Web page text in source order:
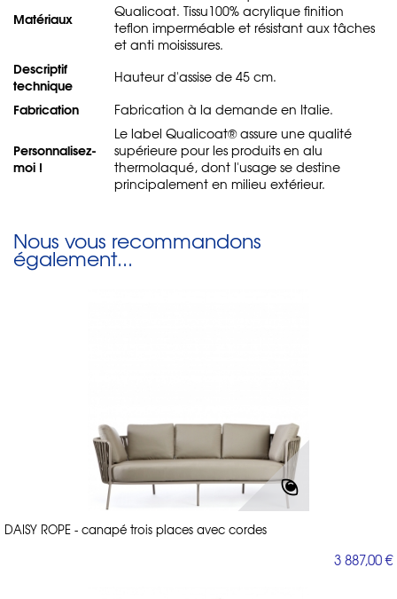
Matériaux
Qualicoat. Tissu100% acrylique finition
teflon imperméable et résistant aux tâches
et anti moisissures.
Descriptif
technique
Hauteur d'assise de 45 cm.
Fabrication Fabrication à la demande en Italie.
Personnalisez-
moi !
Le label Qualicoat® assure une qualité
supérieure pour les produits en alu
thermolaqué, dont l'usage se destine
principalement en milieu extérieur.
Nous vous recommandons
également...
DAISY ROPE - canapé trois places avec cordes
3 887,00 €